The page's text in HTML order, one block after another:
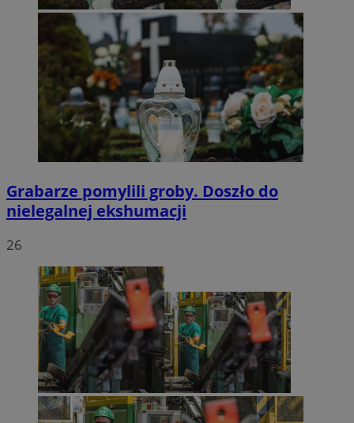
Grabarze pomylili groby. Doszło do
nielegalnej ekshumacji
26